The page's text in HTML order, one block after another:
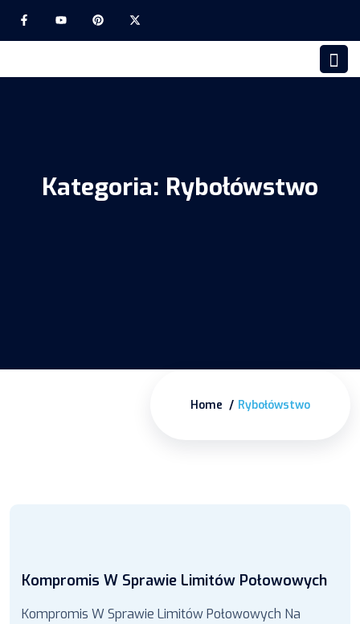
Kategoria: Rybołówstwo
Home Rybołówstwo
Kompromis W Sprawie Limitów Połowowych
Kompromis W Sprawie Limitów Połowowych Na